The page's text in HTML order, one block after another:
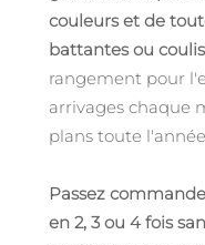
couleurs et de
battantes ou
rangement pour
arrivages chaque
plans toute
Passez
en 2, 3 ou 4 fois